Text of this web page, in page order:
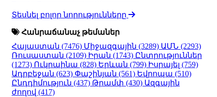
Տեսնել բոլոր նորությունները
Հանրաճանաչ թեմաներ
Հայաստան (7476) Միջազգային (3289) ԱՄՆ (2293)
Ռուսաստան (2109) Իրան (1743) Ընտրություններ
(1273) Ուկրաինա (828) Երևան (799) Իսրայել (759)
Ադրբեջան (623) Փաշինյան (561) Եվրոպա (510)
Ընդդիմություն (437) Թրամփ (430) Ազգային
ժողով (417)